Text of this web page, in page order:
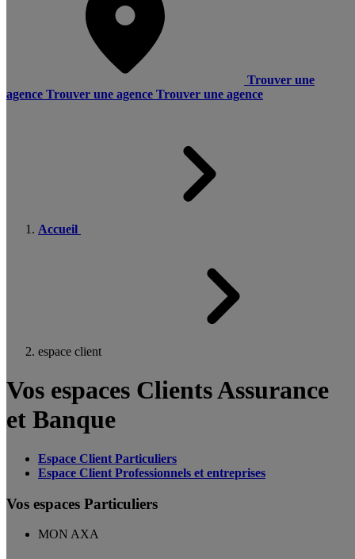
Trouver une
agence Trouver une agence Trouver une agence
Accueil
espace client
Vos espaces Clients Assurance
et Banque
Espace Client Particuliers
Espace Client Professionnels et entreprises
Vos espaces Particuliers
MON AXA